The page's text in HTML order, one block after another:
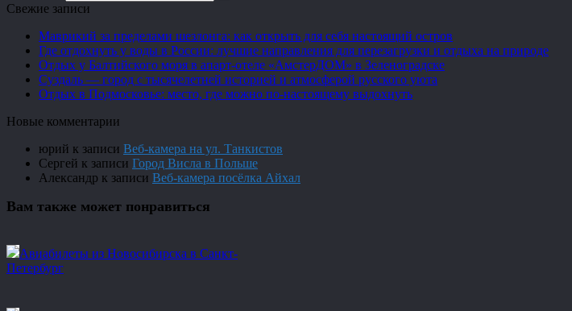
Свежие записи
Маврикий за пределами шезлонга: как открыть для себя настоящий остров
Где отдохнуть у воды в России: лучшие направления для перезагрузки и отдыха на природе
Отдых у Балтийского моря в апарт-отеле «АмстерДОМ» в Зеленоградске
Суздаль — город с тысячелетней историей и атмосферой русского уюта
Отдых в Подмосковье: место, где можно по-настоящему выдохнуть
Новые комментарии
юрий к записи Веб-камера на ул. Танкистов
Сергей к записи Город Висла в Польше
Александр к записи Веб-камера посёлка Айхал
Вам также может понравиться
Авиабилеты из Новосибирска в Санкт-
Петербург